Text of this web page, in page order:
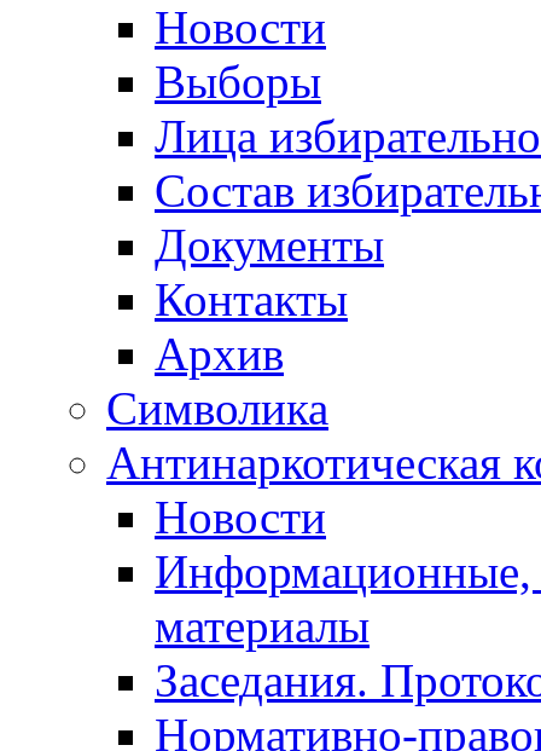
Новости
Выборы
Лица
Состав
Документы
Контакты
Архив
Символика
Антинаркотическая
Новости
Информационные,
материалы
Заседания.
Нормативно-